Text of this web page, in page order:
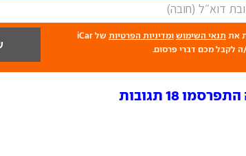
את תנאי השימוש ומדיניות הפרטיות
של iCar
לקבל מכם דברי פרסום.
18 תגובות